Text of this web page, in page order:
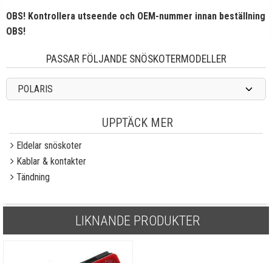
OBS! Kontrollera utseende och OEM-nummer innan beställning
OBS!
PASSAR FÖLJANDE SNÖSKOTERMODELLER
POLARIS
UPPTÄCK MER
Eldelar snöskoter
Kablar & kontakter
Tändning
LIKNANDE PRODUKTER